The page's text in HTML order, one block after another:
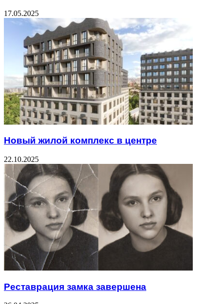
17.05.2025
Новый жилой комплекс в центре
22.10.2025
Реставрация замка завершена